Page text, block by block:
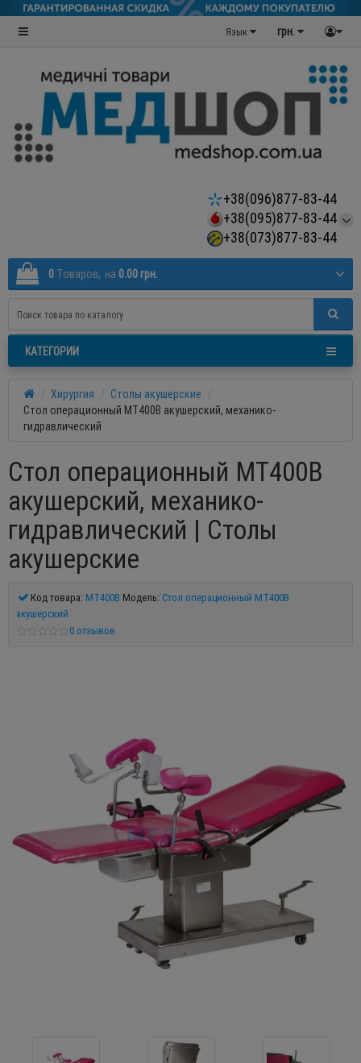
грн.
Язык
+38(096)877-83-44
+38(095)877-83-44
+38(073)877-83-44
0 Tоваров, на 0.00 грн.
КАТЕГОРИИ
Хирургия
Столы акушерские
Стол операционный МТ400В акушерский, механико-
гидравлический
Стол операционный МТ400В
акушерский, механико-
гидравлический | Столы
акушерские
Код товара: МТ400В Модель: Стол операционный МТ400В
акушерский
0 отзывов